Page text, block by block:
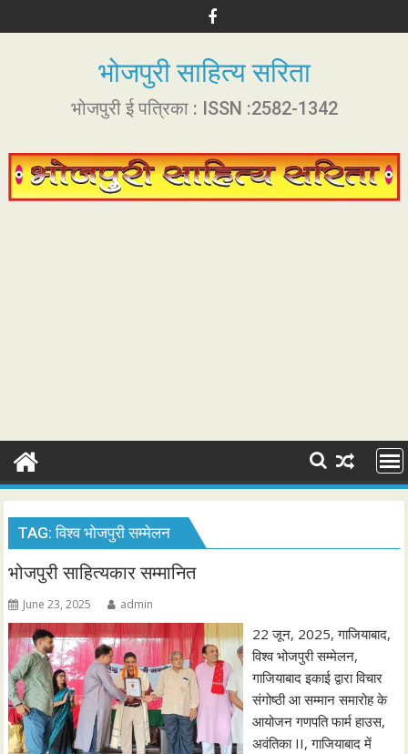
k
भोजपुरी साहित्य सरिता
भोजपुरी ई पत्रिका : ISSN :2582-1342
TAG:विश्व भोजपुरी सम्मेलन
भोजपुरी साहित्यकार सम्मानित
June 23, 2025 admin
22 जून, 2025, गाजियाबाद,
विश्व भोजपुरी सम्मेलन,
गाजियाबाद इकाई द्वारा विचार
संगोष्ठी आ सम्मान समारोह के
आयोजन गणपति फार्म हाउस,
अवंतिका II, गाजियाबाद में